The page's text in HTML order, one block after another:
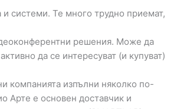
системи. Те много трудно приемат,
решения. Може да
да се интересуват (и купуват)
компанията изпълни няколко по-
Арте e основен доставчик и